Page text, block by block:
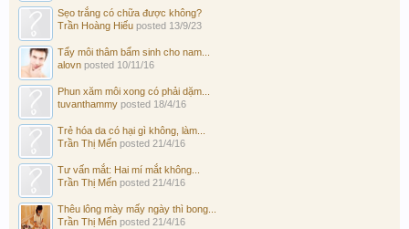
Sẹo trắng có chữa được không?
Trần Hoàng Hiếu posted 13/9/23
Tẩy môi thâm bẩm sinh cho nam...
alovn posted 10/11/16
Phun xăm môi xong có phải dặm...
tuvanthammy posted 18/4/16
Trẻ hóa da có hại gì không, làm...
Trần Thị Mến posted 21/4/16
Tư vấn mắt: Hai mí mắt không...
Trần Thị Mến posted 21/4/16
Thêu lông mày mấy ngày thì bong...
Trần Thị Mến posted 21/4/16